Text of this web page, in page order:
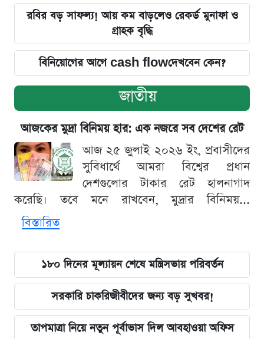
রবির বড় সাফল্য! আয় কম বাড়লেও রেকর্ড মুনাফা ও
গ্রাহক বৃদ্ধি
বিনিয়োগের আগে cash flowদেখবেন কেন?
জাতীয়
আজকের মুদ্রা বিনিময় হার: এক নজরে সব দেশের রেট
আজ ২৫ জুলাই ২০২৬ ইং, প্রবাসীদের
সুবিধার্থে আমরা বিশ্বের প্রধান
দেশগুলোর টাকার রেট হালনাগাদ
করেছি। তবে মনে রাখবেন, মুদ্রার বিনিময়...
বিস্তারিত
১৮০ দিনের মূল্যায়ন শেষে মন্ত্রিসভায় পরিবর্তন
সরকারি চাকরিজীবীদের জন্য বড় সুখবর!
তাপমাত্রা নিয়ে নতুন পূর্বাভাস দিল আবহাওয়া অফিস